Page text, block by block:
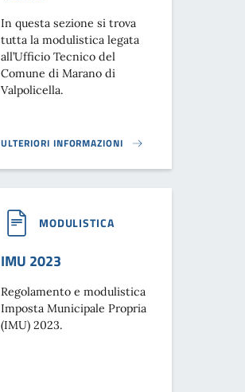
In questa sezione si trova
tutta la modulistica legata
all’Ufficio Tecnico del
Comune di Marano di
Valpolicella.
ULTERIORI INFORMAZIONI
MODULISTICA UFFICIO TECNICO}
MODULISTICA
IMU 2023
Regolamento e modulistica
Imposta Municipale Propria
(IMU) 2023.